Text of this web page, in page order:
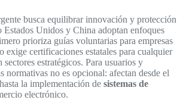
busca equilibrar innovación y protección
Estados Unidos y China adoptan enfoques
prioriza guías voluntarias para empresas
exige certificaciones estatales para cualquier
sectores estratégicos. Para usuarios y
normativas no es opcional: afectan desde el
hasta la implementación de sistemas de
electrónico.